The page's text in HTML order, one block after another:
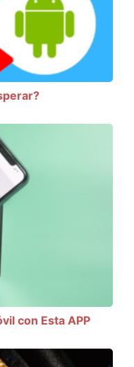
con Esta APP